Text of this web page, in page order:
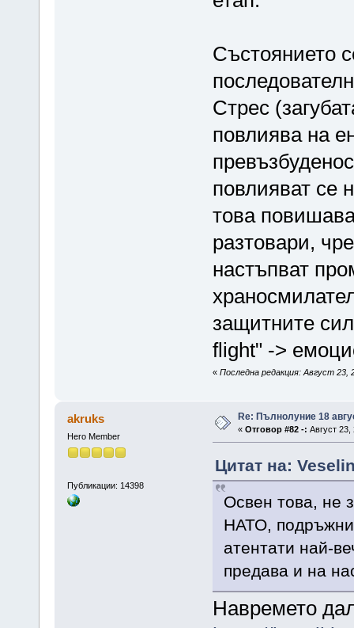
Състоянието
Стрес
повлиява на
повлияват се
това
разтовари,
настъпват
защитните
flight" ->
« Последна редакция: Август 23,
akruks
Hero Member
Публикации: 14398
Re: Пълнолуние 18
« Отговор #82 -: Август
Цитат на:
Освен това, не
НАТО,
атентати най-
предава и на
Навремето